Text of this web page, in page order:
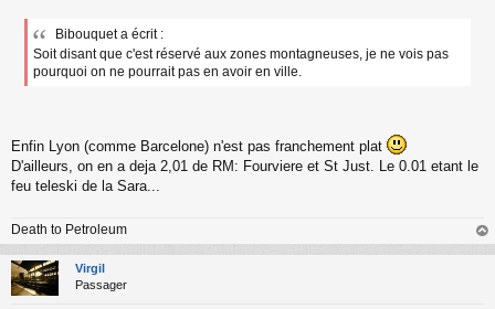
e
g
n
l
u
Bibouquet a écrit :
Soit disant que c'est réservé aux zones montagneuses, je ne vois pas
pourquoi on ne pourrait pas en avoir en ville.
Enfin Lyon (comme Barcelone) n'est pas franchement plat
D'ailleurs, on en a deja 2,01 de RM: Fourviere et St Just. Le 0.01 etant le
feu teleski de la Sara...
Death to Petroleum
au
Virgil
Passager